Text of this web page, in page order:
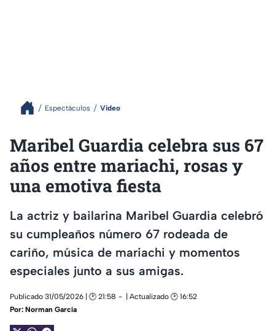
Espectáculos Video
Maribel Guardia celebra sus 67
años entre mariachi, rosas y
una emotiva fiesta
La actriz y bailarina Maribel Guardia celebró
su cumpleaños número 67 rodeada de
cariño, música de mariachi y momentos
especiales junto a sus amigas.
Publicado 31/05/2026 | 🕑 21:58
| Actualizado 🕑 16:52
Por: Norman García